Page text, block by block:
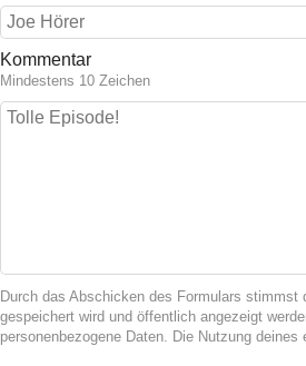
Kommentar
Mindestens 10 Zeichen
Durch das Abschicken des Formulars
gespeichert wird und öffentlich angezeigt
personenbezogene Daten. Die Nutzung deines